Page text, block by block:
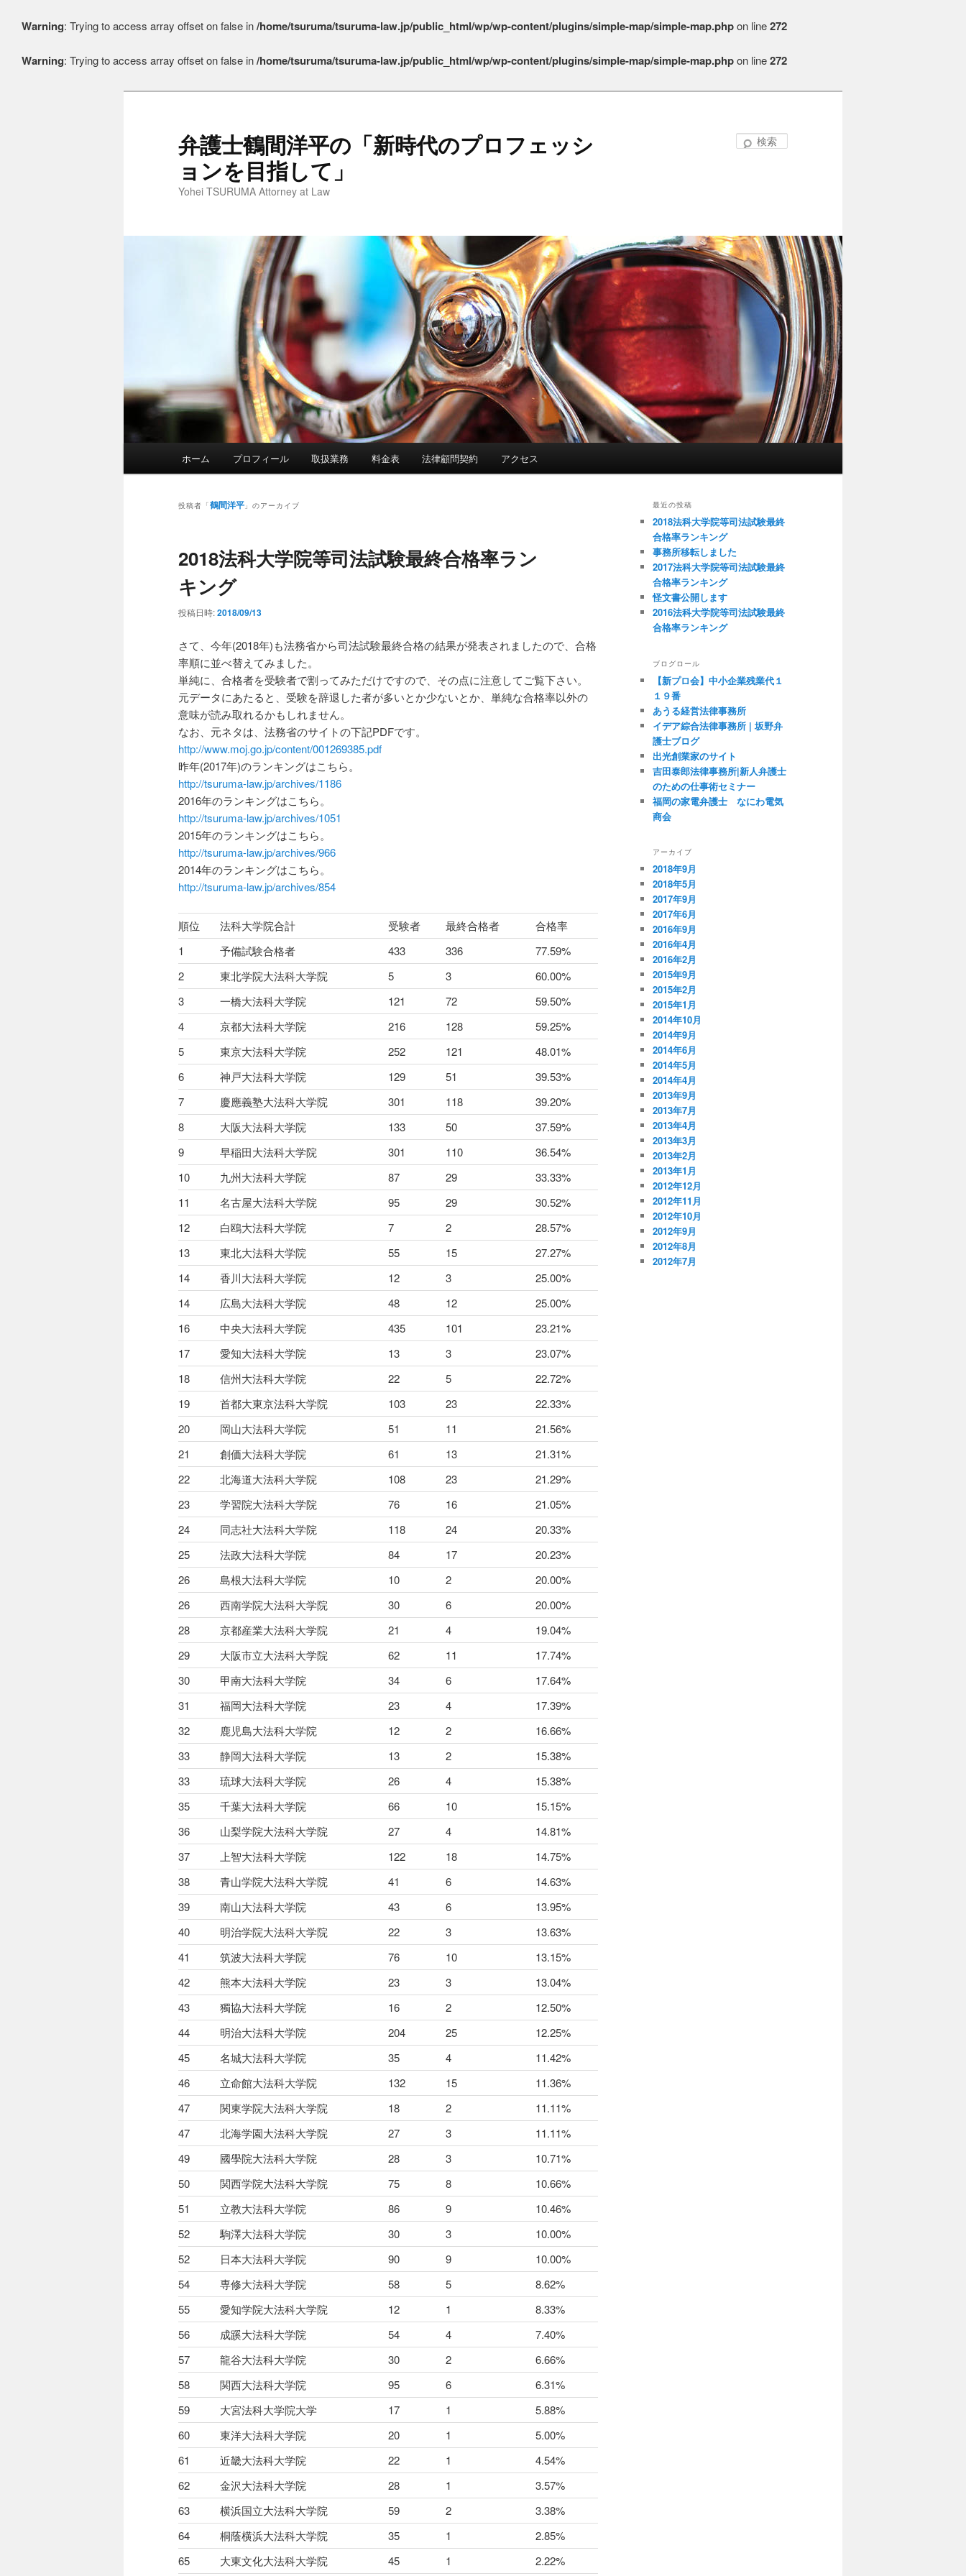
Warning: Trying to access array offset on false in/home/tsuruma/tsuruma-law.jp/public_html/wp/wp-content/plugins/simple-map/simple-map.phpon line272
Warning: Trying to access array offset on false in/home/tsuruma/tsuruma-law.jp/public_html/wp/wp-content/plugins/simple-map/simple-map.phpon line272
弁護士鶴間洋平の「新時代のプロフェッシ
ョンを目指して」
Yohei TSURUMA Attorney at Law
ホーム プロフィール 取扱業務 料金表 法律顧問契約 アクセス
投稿者「鶴間洋平 」のアーカイブ
2018法科大学院等司法試験最終合格率ラン
キング
投稿日時:2018/09/13
さて、今年(2018年)も法務省から司法試験最終合格の結果が発表されましたので、合格
率順に並べ替えてみました。
単純に、合格者を受験者で割ってみただけですので、その点に注意してご覧下さい。
元データにあたると、受験を辞退した者が多いとか少ないとか、単純な合格率以外の
意味が読み取れるかもしれません。
なお、元ネタは、法務省のサイトの下記PDFです。
http://www.moj.go.jp/content/001269385.pdf
昨年(2017年)のランキングはこちら。
http://tsuruma-law.jp/archives/1186
2016年のランキングはこちら。
http://tsuruma-law.jp/archives/1051
2015年のランキングはこちら。
http://tsuruma-law.jp/archives/966
2014年のランキングはこちら。
http://tsuruma-law.jp/archives/854
順位 法科大学院合計 受験者 最終合格者
合格率
1
予備試験合格者 433 336
77.59%
2
東北学院大法科大学院 5 3
60.00%
3
一橋大法科大学院 121 72
59.50%
4
京都大法科大学院 216 128
59.25%
5
東京大法科大学院 252 121
48.01%
6
神戸大法科大学院 129 51
39.53%
7
慶應義塾大法科大学院 301 118
39.20%
8
大阪大法科大学院 133 50
37.59%
9
早稲田大法科大学院 301 110
36.54%
10
九州大法科大学院 87 29
33.33%
11
名古屋大法科大学院 95 29
30.52%
12
白鴎大法科大学院 7 2
28.57%
13
東北大法科大学院 55 15
27.27%
14
香川大法科大学院 12 3
25.00%
14
広島大法科大学院 48 12
25.00%
16
中央大法科大学院 435 101
23.21%
17
愛知大法科大学院 13 3
23.07%
18
信州大法科大学院 22 5
22.72%
19
首都大東京法科大学院 103 23
22.33%
20
岡山大法科大学院 51 11
21.56%
21
創価大法科大学院 61 13
21.31%
22
北海道大法科大学院 108 23
21.29%
23
学習院大法科大学院 76 16
21.05%
24
同志社大法科大学院 118 24
20.33%
25
法政大法科大学院 84 17
20.23%
26
島根大法科大学院 10 2
20.00%
26
西南学院大法科大学院 30 6
20.00%
28
京都産業大法科大学院 21 4
19.04%
29
大阪市立大法科大学院 62 11
17.74%
30
甲南大法科大学院 34 6
17.64%
31
福岡大法科大学院 23 4
17.39%
32
鹿児島大法科大学院 12 2
16.66%
33
静岡大法科大学院 13 2
15.38%
33
琉球大法科大学院 26 4
15.38%
35
千葉大法科大学院 66 10
15.15%
36
山梨学院大法科大学院 27 4
14.81%
37
上智大法科大学院 122 18
14.75%
38
青山学院大法科大学院 41 6
14.63%
39
南山大法科大学院 43 6
13.95%
40
明治学院大法科大学院 22 3
13.63%
41
筑波大法科大学院 76 10
13.15%
42
熊本大法科大学院 23 3
13.04%
43
獨協大法科大学院 16 2
12.50%
44
明治大法科大学院 204 25
12.25%
45
名城大法科大学院 35 4
11.42%
46
立命館大法科大学院 132 15
11.36%
47
関東学院大法科大学院 18 2
11.11%
47
北海学園大法科大学院 27 3
11.11%
49
國學院大法科大学院 28 3
10.71%
50
関西学院大法科大学院 75 8
10.66%
51
立教大法科大学院 86 9
10.46%
52
駒澤大法科大学院 30 3
10.00%
52
日本大法科大学院 90 9
10.00%
54
専修大法科大学院 58 5
8.62%
55
愛知学院大法科大学院 12 1
8.33%
56
成蹊大法科大学院 54 4
7.40%
57
龍谷大法科大学院 30 2
6.66%
58
関西大法科大学院 95 6
6.31%
59
大宮法科大学院大学 17 1
5.88%
60
東洋大法科大学院 20 1
5.00%
61
近畿大法科大学院 22 1
4.54%
62
金沢大法科大学院 28 1
3.57%
63
横浜国立大法科大学院 59 2
3.38%
64
桐蔭横浜大法科大学院 35 1
2.85%
65
大東文化大法科大学院 45 1 2.22%
最近の投稿
2018法科大学院等司法試験最終
合格率ランキング
事務所移転しました
2017法科大学院等司法試験最終
合格率ランキング
怪文書公開します
2016法科大学院等司法試験最終
合格率ランキング
ブログロール
【新プロ会】中小企業残業代１
１９番
あうる経営法律事務所
イデア綜合法律事務所 | 坂野弁
護士ブログ
出光創業家のサイト
吉田泰郎法律事務所|新人弁護士
のための仕事術セミナー
福岡の家電弁護士 なにわ電気
商会
アーカイブ
2018年9月
2018年5月
2017年9月
2017年6月
2016年9月
2016年4月
2016年2月
2015年9月
2015年2月
2015年1月
2014年10月
2014年9月
2014年6月
2014年5月
2014年4月
2013年9月
2013年7月
2013年4月
2013年3月
2013年2月
2013年1月
2012年12月
2012年11月
2012年10月
2012年9月
2012年8月
2012年7月